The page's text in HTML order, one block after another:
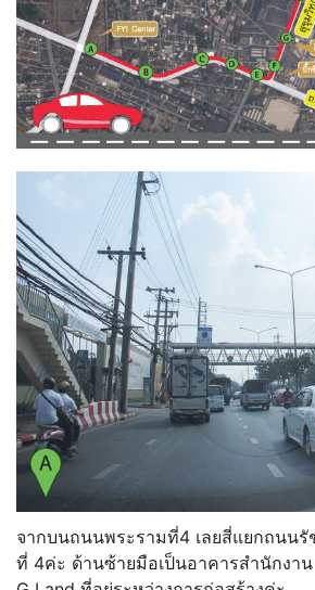
จากบนถนนพระรามที่4 เลยสี่แยกถนนรั
ที่ 4ค่ะ ด้านซ้ายมือเป็นอาคารสำนักงาน